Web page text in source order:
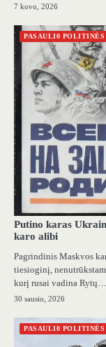
7 kovo, 2026
PASAULI0
Putino karas
karo alibi
Pagrindinis Maskvos
tiesioginį,
kurį rusai vadina Rytų…
30 sausio, 2026
PASAULI0